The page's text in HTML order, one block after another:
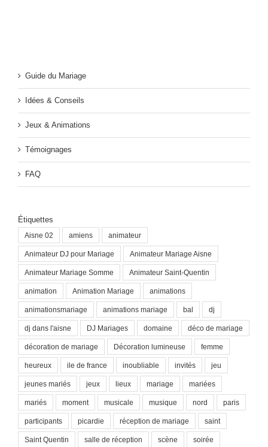
Guide du Mariage
Idées & Conseils
Jeux & Animations
Témoignages
FAQ
Étiquettes
Aisne 02 amiens animateur
Animateur DJ pour Mariage Animateur Mariage Aisne
Animateur Mariage Somme Animateur Saint-Quentin
animation Animation Mariage animations
animationsmariage animations mariage bal dj
dj dans l'aisne DJ Mariages domaine déco de mariage
décoration de mariage Décoration lumineuse femme
heureux ile de france inoubliable invités jeu
jeunes mariés jeux lieux mariage mariées
mariés moment musicale musique nord paris
participants picardie réception de mariage saint
Saint Quentin salle de réception scène soirée